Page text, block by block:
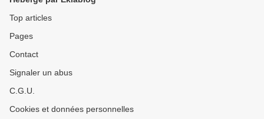
Top articles
Pages
Contact
Signaler un abus
C.G.U.
Cookies et données personnelles